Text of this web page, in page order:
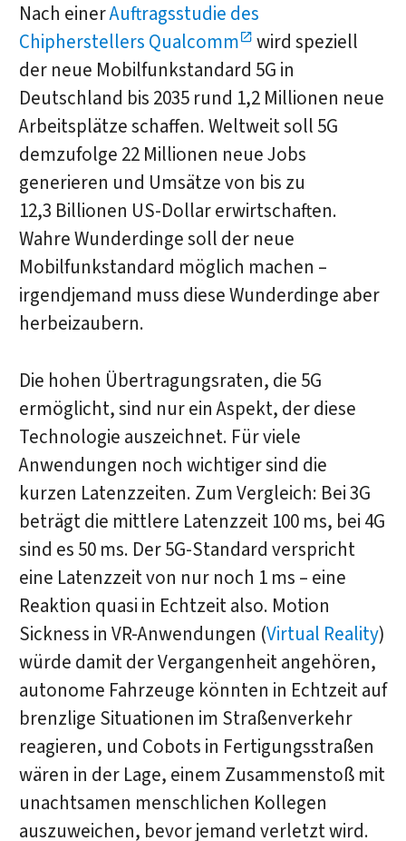
Nach einerAuftragsstudie des
Chipherstellers Qualcomm
wird speziell
der neue Mobilfunkstandard 5G in
Deutschland bis 2035 rund 1,2 Millionen neue
Arbeitsplätze schaffen. Weltweit soll 5G
demzufolge 22 Millionen neue Jobs
generieren und Umsätze von bis zu
12,3 Billionen US-Dollar erwirtschaften.
Wahre Wunderdinge soll der neue
Mobilfunkstandard möglich machen –
irgendjemand muss diese Wunderdinge aber
herbeizaubern.
Die hohen Übertragungsraten, die 5G
ermöglicht, sind nur ein Aspekt, der diese
Technologie auszeichnet. Für viele
Anwendungen noch wichtiger sind die
kurzen Latenzzeiten. Zum Vergleich: Bei 3G
beträgt die mittlere Latenzzeit 100 ms, bei 4G
sind es 50 ms. Der 5G-Standard verspricht
eine Latenzzeit von nur noch 1 ms – eine
Reaktion quasi in Echtzeit also. Motion
Sickness in VR-Anwendungen (Virtual Reality)
würde damit der Vergangenheit angehören,
autonome Fahrzeuge könnten in Echtzeit auf
brenzlige Situationen im Straßenverkehr
reagieren, und Cobots in Fertigungsstraßen
wären in der Lage, einem Zusammenstoß mit
unachtsamen menschlichen Kollegen
auszuweichen, bevor jemand verletzt wird.